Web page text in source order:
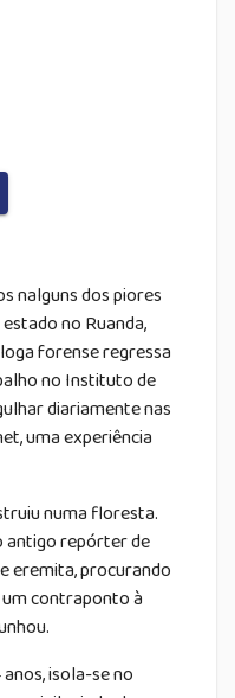
nalguns dos piores
no Ruanda,
forense regressa
no Instituto de
diariamente nas
uma experiência
numa floresta.
antigo repórter de
eremita, procurando
contraponto à
isola-se no